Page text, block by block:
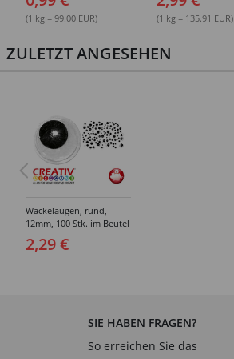
(1 kg = 99.00 EUR) (1 kg = 135.91 EUR)
ZULETZT ANGESEHEN
Wackelaugen, rund,
12mm, 100 Stk. im Beutel
2,29 €
SIE HABEN FRAGEN?
So erreichen Sie das